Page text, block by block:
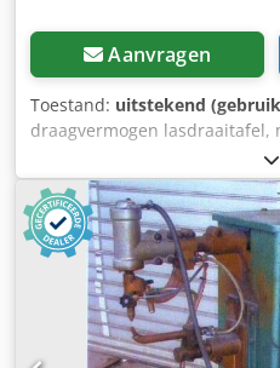
Aanvragen
Toestand: uitstekend
draagvermogen lasdraaitafel,
mm Cedpfx Ajlamtbopyorf
400mm zeer robuust
rpm stroomoverdracht 350 A
400mm Helling tot 135
gekanteld naar het midden
breedte 580 mm